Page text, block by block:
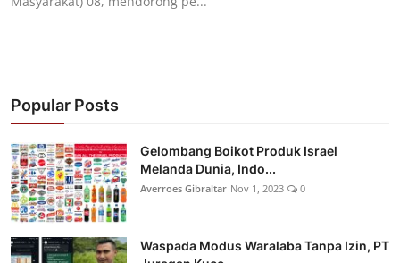
Popular Posts
Gelombang Boikot Produk Israel
Melanda Dunia, Indo...
Averroes Gibraltar Nov 1, 2023 0
Waspada Modus Waralaba Tanpa Izin, PT